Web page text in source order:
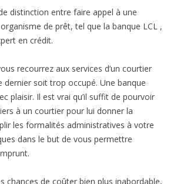
distinction entre faire appel à une
de prêt, tel que la banque LCL ,
en crédit.
recourrez aux services d’un courtier
dernier soit trop occupé. Une banque
plaisir. Il est vrai qu’il suffit de pourvoir
à un courtier pour lui donner la
les formalités administratives à votre
dans le but de vous permettre
chances de coûter bien plus inabordable,